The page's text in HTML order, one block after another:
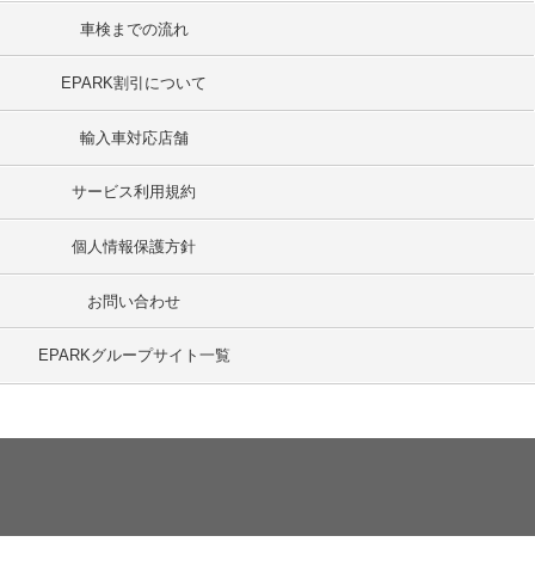
車検までの流れ
EPARK割引について
輸入車対応店舗
サービス利用規約
個人情報保護方針
お問い合わせ
EPARKグループサイト一覧